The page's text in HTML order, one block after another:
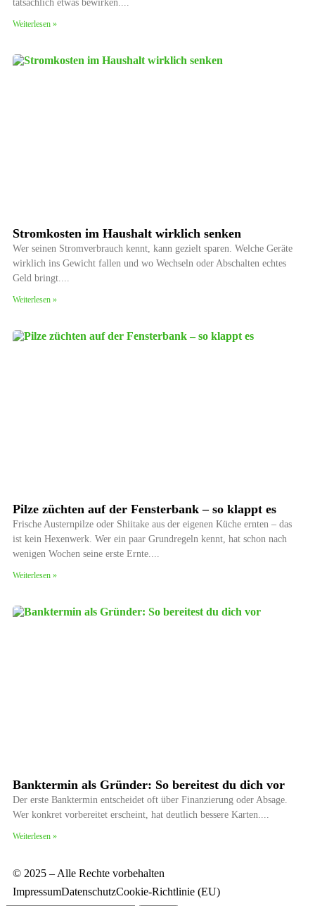
tatsächlich etwas bewirken.
Weiterlesen »
Stromkosten im Haushalt wirklich senken
Wer seinen Stromverbrauch kennt, kann gezielt sparen. Welche Geräte
wirklich ins Gewicht fallen und wo Wechseln oder Abschalten echtes
Geld bringt.
Weiterlesen »
Pilze züchten auf der Fensterbank – so klappt es
Frische Austernpilze oder Shiitake aus der eigenen Küche ernten – das
ist kein Hexenwerk. Wer ein paar Grundregeln kennt, hat schon nach
wenigen Wochen seine erste Ernte.
Weiterlesen »
Banktermin als Gründer: So bereitest du dich vor
Der erste Banktermin entscheidet oft über Finanzierung oder Absage.
Wer konkret vorbereitet erscheint, hat deutlich bessere Karten.
Weiterlesen »
© 2025 – Alle Rechte vorbehalten
ImpressumDatenschutzCookie-Richtlinie (EU)